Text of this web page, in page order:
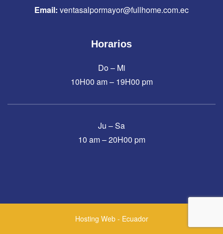
Email: ventasalpormayor@fullhome.com.ec
Horarios
Do – Mi
10H00 am – 19H00 pm
Ju – Sa
10 am – 20H00 pm
Hosting Web - Ecuador